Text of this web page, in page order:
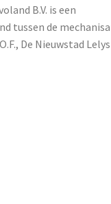
B.V. is een
tussen de
De Nieuwstad